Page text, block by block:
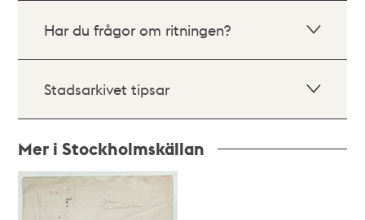
Har du frågor om ritningen?
Stadsarkivet tipsar
Mer i Stockholmskällan
Relaterade
poster